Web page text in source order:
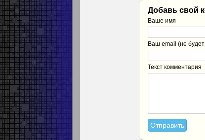
Добавь свой
Ваше имя
Ваш email (не
Текст комментария